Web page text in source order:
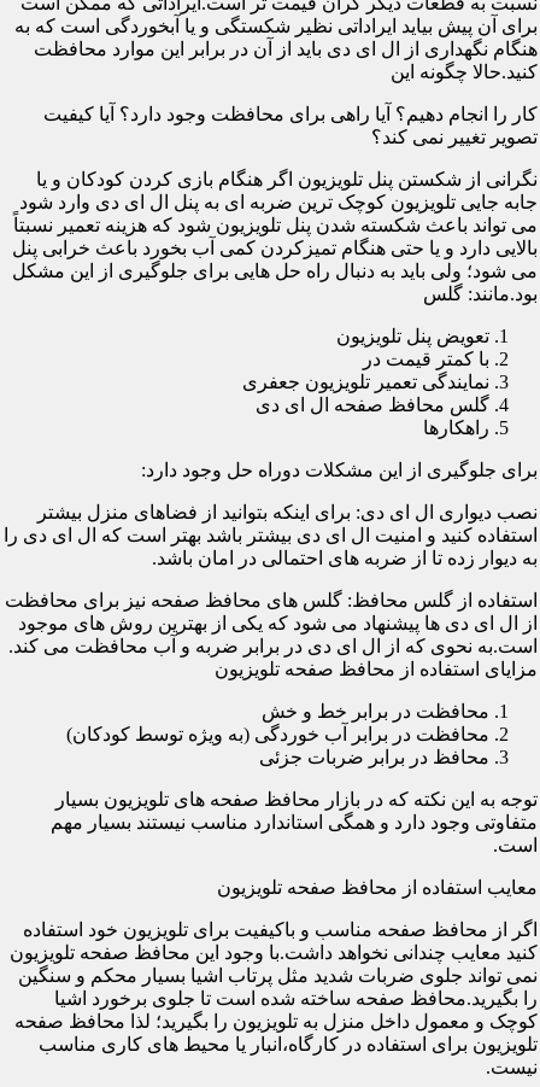
برای آن پیش بیاید ایراداتی نظیر شکستگی و یا آبخوردگی است که به
هنگام نگهداری از ال ای دی باید از آن در برابر این موارد محافظت
کنید.حالا چگونه این
کار را انجام دهیم؟ آیا راهی برای محافظت وجود دارد؟ آیا کیفیت
تصویر تغییر نمی کند؟
نگرانی از شکستن پنل تلویزیون اگر هنگام بازی کردن کودکان و یا
جابه جایی تلویزیون کوچک ترین ضربه ای به پنل ال ای دی وارد شود
می تواند باعث شکسته شدن پنل تلویزیون شود که هزینه تعمیر نسبتاً
بالایی دارد و یا حتی هنگام تمیزکردن کمی آب بخورد باعث خرابی پنل
می شود؛ ولی باید به دنبال راه حل هایی برای جلوگیری از این مشکل
بود.مانند: گلس
تعویض پنل تلویزیون
با کمتر قیمت در
نمایندگی تعمیر تلویزیون جعفری
گلس محافظ صفحه ال ای دی
راهکارها
برای جلوگیری از این مشکلات دوراه حل وجود دارد:
نصب دیواری ال ای دی: برای اینکه بتوانید از فضاهای منزل بیشتر
استفاده کنید و امنیت ال ای دی بیشتر باشد بهتر است که ال ای دی را
به دیوار زده تا از ضربه های احتمالی در امان باشد.
استفاده از گلس محافظ: گلس های محافظ صفحه نیز برای محافظت
از ال ای دی ها پیشنهاد می شود که یکی از بهترین روش های موجود
است.به نحوی که از ال ای دی در برابر ضربه و آب محافظت می کند.
مزایای استفاده از محافظ صفحه تلویزیون
محافظت در برابر خط و خش
محافظت در برابر آب خوردگی (به ویژه توسط کودکان)
محافظ در برابر ضربات جزئی
توجه به این نکته که در بازار محافظ صفحه های تلویزیون بسیار
متفاوتی وجود دارد و همگی استاندارد مناسب نیستند بسیار مهم
است.
معایب استفاده از محافظ صفحه تلویزیون
اگر از محافظ صفحه مناسب و باکیفیت برای تلویزیون خود استفاده
کنید معایب چندانی نخواهد داشت.با وجود این محافظ صفحه تلویزیون
نمی تواند جلوی ضربات شدید مثل پرتاب اشیا بسیار محکم و سنگین
را بگیرید.محافظ صفحه ساخته شده است تا جلوی برخورد اشیا
کوچک و معمول داخل منزل به تلویزیون را بگیرید؛ لذا محافظ صفحه
تلویزیون برای استفاده در کارگاه،انبار یا محیط های کاری مناسب
نیست.